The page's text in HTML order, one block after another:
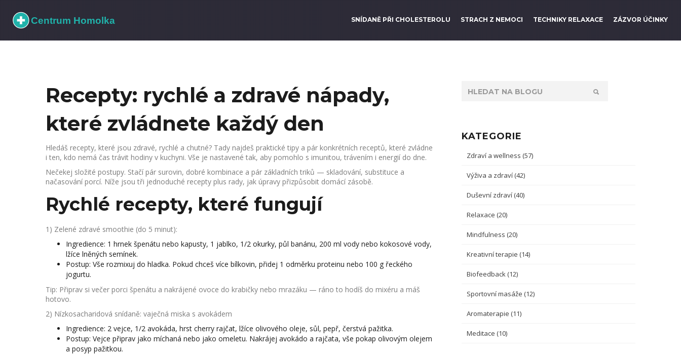
SNÍDANĚ PŘI CHOLESTEROLU STRACH Z NEMOCI TECHNIKY RELAXACE ZÁZVOR ÚČINKY
Recepty: rychlé a zdravé nápady,
které zvládnete každý den
Hledáš recepty, které jsou zdravé, rychlé a chutné? Tady najdeš praktické tipy a pár konkrétních receptů, které zvládne
i ten, kdo nemá čas trávit hodiny v kuchyni. Vše je nastavené tak, aby pomohlo s imunitou, trávením i energií do dne.
Nečekej složité postupy. Stačí pár surovin, dobré kombinace a pár základních triků — skladování, substituce a
načasování porcí. Níže jsou tři jednoduché recepty plus rady, jak úpravy přizpůsobit domácí zásobě.
Rychlé recepty, které fungují
1) Zelené zdravé smoothie (do 5 minut):
Ingredience: 1 hrnek špenátu nebo kapusty, 1 jablko, 1/2 okurky, půl banánu, 200 ml vody nebo kokosové vody,
lžíce lněných semínek.
Postup: Vše rozmixuj do hladka. Pokud chceš více bílkovin, přidej 1 odměrku proteinu nebo 100 g řeckého
jogurtu.
Tip: Připrav si večer porci špenátu a nakrájené ovoce do krabičky nebo mrazáku — ráno to hodíš do mixéru a máš
hotovo.
2) Nízkosacharidová snídaně: vaječná miska s avokádem
Ingredience: 2 vejce, 1/2 avokáda, hrst cherry rajčat, lžíce olivového oleje, sůl, pepř, čerstvá pažitka.
Postup: Vejce připrav jako míchaná nebo jako omeletu. Nakrájej avokádo a rajčata, vše pokap olivovým olejem
a posyp pažitkou.
KATEGORIE
Zdraví a wellness (57)
Výživa a zdraví (42)
Duševní zdraví (40)
Relaxace (20)
Mindfulness (20)
Kreativní terapie (14)
Biofeedback (12)
Sportovní masáže (12)
Aromaterapie (11)
Meditace (10)